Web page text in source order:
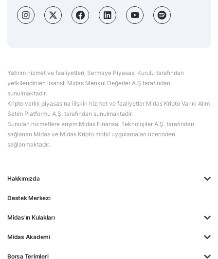
Hakkımızda
Destek Merkezi
Midas'ın Kulakları
Midas Akademi
Borsa Terimleri
Yatırım hizmet ve faaliyetleri, Sermaye Piyasası Kurulu tarafından
yetkilendirilen lisanslı Midas Menkul Değerler A.Ş tarafından
sunulmaktadır.
Kripto varlık piyasasına ilişkin hizmet ve faaliyetler Midas Kripto Varlık Alım
Satım Platformu A.Ş. tarafından sunulmaktadır.
Sunulan hizmetlere erişim Midas Finansal Teknolojiler A.Ş. tarafından
sağlanan Midas ve Midas Kripto mobil uygulamaları üzerinden
sağlanmaktadır.